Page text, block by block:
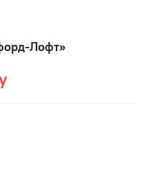
Лофт»